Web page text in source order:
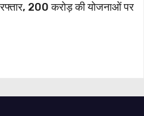
200 करोड़ की योजनाओं पर